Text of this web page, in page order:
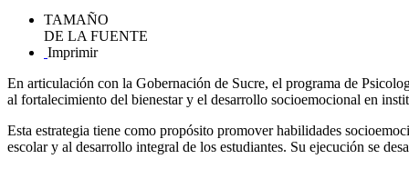
TAMAÑO
DE LA FUENTE
Imprimir
En articulación con la Gobernación de Sucre, el programa de
al fortalecimiento del bienestar y el desarrollo socioemocional en
Esta estrategia tiene como propósito promover habilidades
escolar y al desarrollo integral de los estudiantes. Su ejecución se